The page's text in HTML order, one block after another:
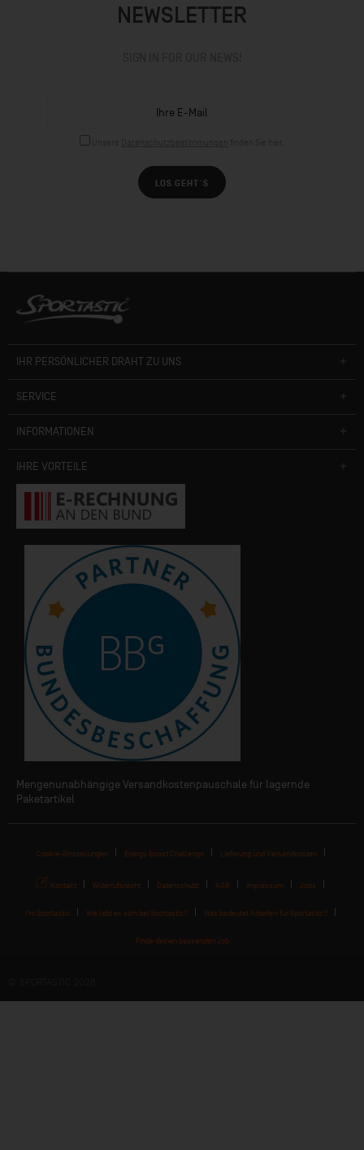
NEWSLETTER
LOS GEHT´S
IHR PERSÖNLICHER DRAHT ZU UNS
SERVICE
INFORMATIONEN
IHRE VORTEILE
Mengenunabhängige Versandkostenpauschale für lagernde
Paketartikel
Cookie-Einstellungen Energy Boost Challenge Lieferung und Versandkosten
Kontakt Widerrufsrecht Datenschutz AGB Impressum Jobs
I'm Sportastic Wie lebt es sich bei Sportastic? Was bedeutet Arbeiten für Sportastic?
Finde deinen passenden Job